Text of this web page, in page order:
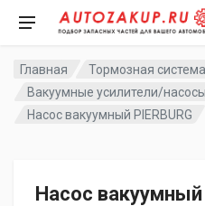
Главная
Тормозная система
Вакуумные усилители/насосы
Насос вакуумный PIERBURG
Насос вакуумный